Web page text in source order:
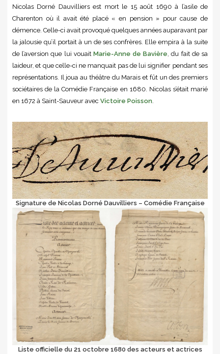
Nicolas Dorné Dauvilliers est mort le 15 août 1690 à l’asile de
Charenton où il avait été placé « en pension » pour cause de
démence. Celle-ci avait provoqué quelques années auparavant par
la jalousie qu’il portait à un de ses confrères. Elle empira à la suite
de l’aversion que lui vouait Marie-Anne de Bavière , du fait de sa
laideur, et que celle-ci ne manquait pas de lui signifier pendant ses
représentations. Il joua au théâtre du Marais et fût un des premiers
sociétaires de la Comédie Française en 1680. Nicolas s’était marié
en 1672 à Saint-Sauveur avec Victoire Poisson
Signature de Nicolas Dorné Dauvilliers – Comédie Française
Liste officielle du 21 octobre 1680 des acteurs et actrices